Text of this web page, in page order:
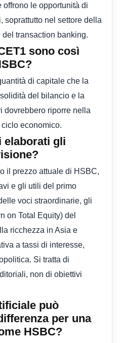
offrono le opportunità di
soprattutto nel settore della
transaction banking.
sono così
di capitale che la
del bilancio e la
dovrebbero riporre nella
economico.
elaborati gli
il prezzo attuale di HSBC,
e gli utili del primo
voci straordinarie, gli
on Total Equity) del
ricchezza in Asia e
a tassi di interesse,
Si tratta di
non di obiettivi
può
per una
HSBC?